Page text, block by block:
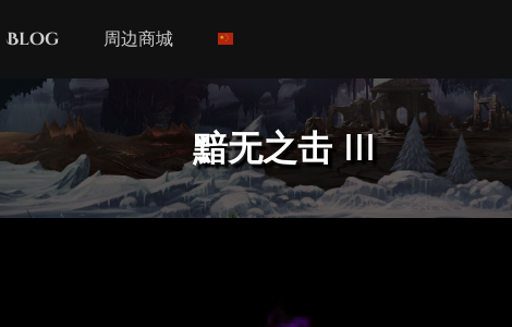
Blog 周边商城
黯无之击 III